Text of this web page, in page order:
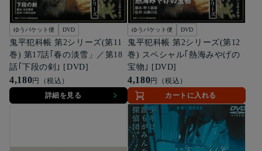
ゆうパケット便 DVD
鬼平犯科帳 第2シリーズ(第11
巻) 第17話｢春の淡雪」／第18
話｢下段の剣｣ [DVD]
4,180円（税込）
詳細を見る
ゆうパケット便 DVD
鬼平犯科帳 第2シリーズ(第12
巻) スペシャル｢熱海みやげの
宝物｣ [DVD]
4,180円（税込）
カートに入れる